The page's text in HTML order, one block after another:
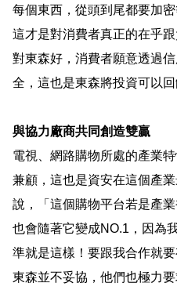
每個東西，從頭到尾都要加
這才是對消費者真正的在乎
對東森好，消費者願意透過
全，這也是東森將投資可以
與協力廠商共同創造雙贏
電視、網路購物所處的產業
兼顧，這也是資安在這個產
說，「這個購物平台若是產
也會隨著它變成NO.1 ，因為
準就是這樣！要跟我合作就
東森並不妥協，他們也極力要